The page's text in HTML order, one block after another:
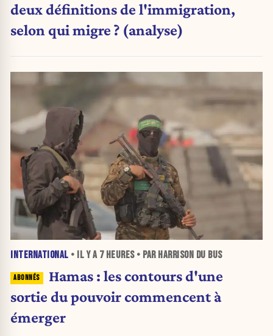
deux définitions de l'immigration,
selon qui migre ? (analyse)
INTERNATIONAL • IL Y A 7 HEURES• PAR HARRISON DU BUS
Hamas : les contours d'une
sortie du pouvoir commencent à
émerger